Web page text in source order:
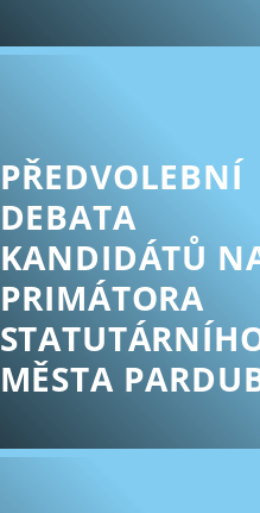
PŘEDVOLEBNÍ
DEBATA
KANDIDÁTŮ
PRIMÁTORA
MĚSTA